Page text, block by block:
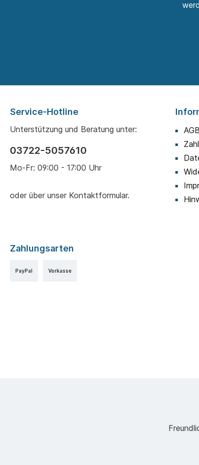
Service-Hotline
Unterstützung und Beratung unter:
03722-5057610
Mo-Fr: 09:00 - 17:00 Uhr
oder über unser Kontaktformular.
AGB
Zahlungsarten
PayPal Vorkasse